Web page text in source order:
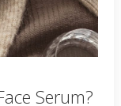
Serum?